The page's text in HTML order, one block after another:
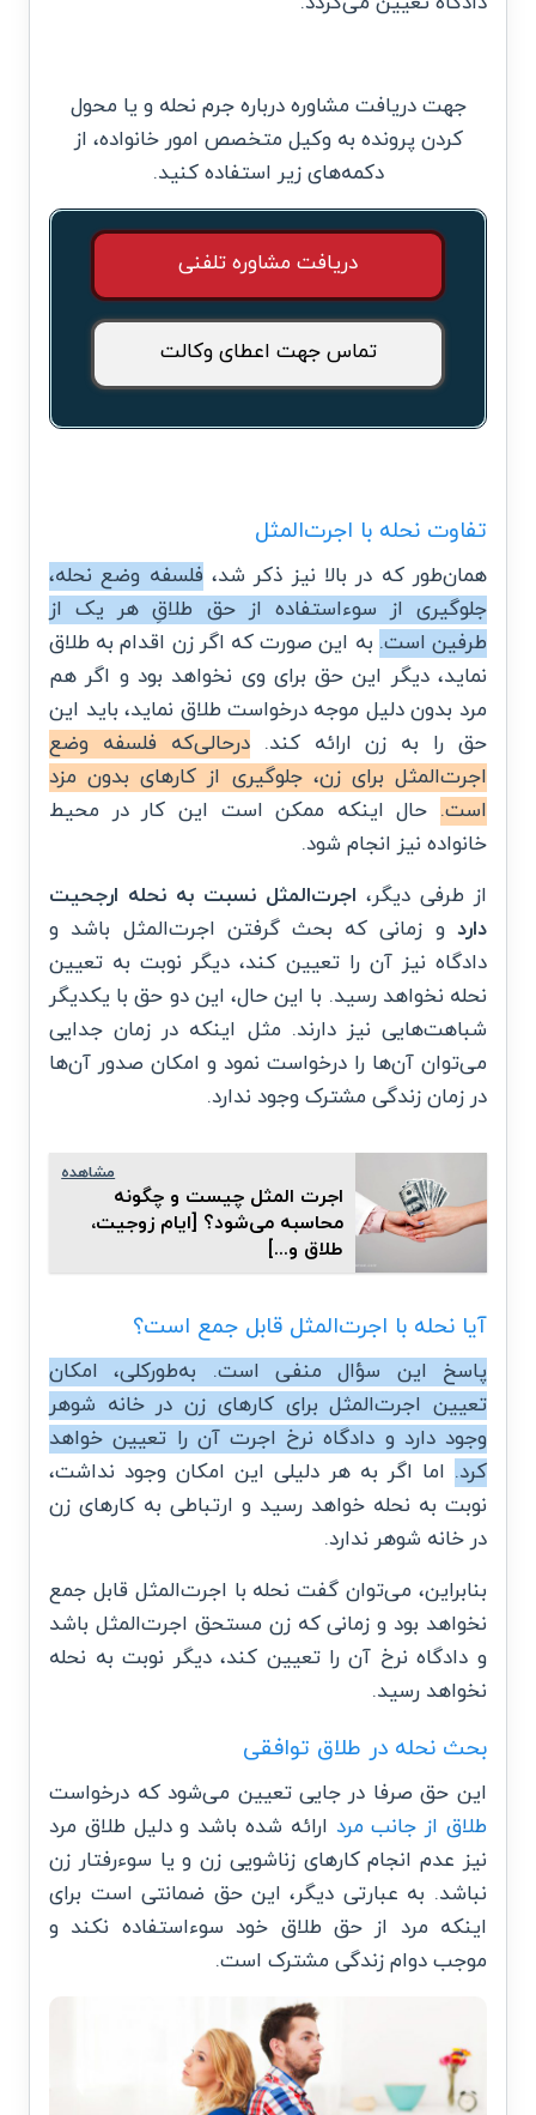
جهت دریافت مشاوره درباره جرم نحله و یا محول
کردن پرونده به وکیل متخصص امور خانواده، از
دکمه‌های زیر استفاده کنید.
دریافت مشاوره تلفنی
تماس جهت اعطای وکالت
تفاوت نحله با اجرت‌المثل
همان‌طور که در بالا نیز ذکر شد، فلسفه وضع نحله،
جلوگیری از سوءاستفاده از حق طلاقِ هر یک از
طرفین است. به این صورت که اگر زن اقدام به طلاق
نماید، دیگر این حق برای وی نخواهد بود و اگر هم
مرد بدون دلیل موجه درخواست طلاق نماید، باید این
حق را به زن ارائه کند.درحالی‌که فلسفه وضع
اجرت‌المثل برای زن، جلوگیری از کارهای بدون مزد
است. حال اینکه ممکن است این کار در محیط
خانواده نیز انجام شود.
از طرفی دیگر، اجرت‌المثل نسبت به نحله ارجحیت
دارد و زمانی که بحث گرفتن اجرت‌المثل باشد و
دادگاه نیز آن را تعیین کند، دیگر نوبت به تعیین
نحله نخواهد رسید. با این حال، این دو حق با یکدیگر
شباهت‌هایی نیز دارند. مثل اینکه در زمان جدایی
می‌توان آن‌ها را درخواست نمود و امکان صدور آن‌ها
در زمان زندگی مشترک وجود ندارد.
مشاهده
اجرت المثل چیست و چگونه
محاسبه می‌شود؟ [ایام زوجیت،
طلاق و...]
آیا نحله با اجرت‌المثل قابل جمع است؟
پاسخ این سؤال منفی است. به‌طورکلی، امکان
تعیین اجرت‌المثل برای کارهای زن در خانه شوهر
وجود دارد و دادگاه نرخ اجرت آن را تعیین خواهد
کرد. اما اگر به هر دلیلی این امکان وجود نداشت،
نوبت به نحله خواهد رسید و ارتباطی به کارهای زن
در خانه شوهر ندارد.
بنابراین، می‌توان گفت نحله با اجرت‌المثل قابل جمع
نخواهد بود و زمانی که زن مستحق اجرت‌المثل باشد
و دادگاه نرخ آن را تعیین کند، دیگر نوبت به نحله
نخواهد رسید.
بحث نحله در طلاق توافقی
این حق صرفا در جایی تعیین می‌شود که درخواست
طلاق از جانب مرد ارائه شده باشد و دلیل طلاق مرد
نیز عدم انجام کارهای زناشویی زن و یا سوءرفتار زن
نباشد. به عبارتی دیگر، این حق ضمانتی است برای
اینکه مرد از حق طلاق خود سوءاستفاده نکند و
موجب دوام زندگی مشترک است.